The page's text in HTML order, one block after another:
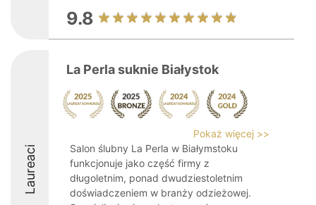
9.8
Laureaci
La Perla suknie Białystok
Pokaż więcej >>
Salon ślubny La Perla w Białymstoku
funkcjonuje jako część firmy z
długoletnim, ponad dwudziestoletnim
doświadczeniem w branży odzieżowej.